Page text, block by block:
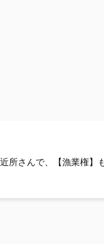
り情報！
所さんで、【漁業権